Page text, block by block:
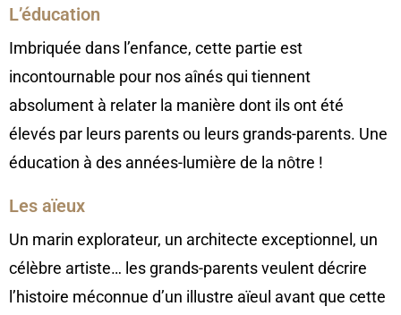
L’éducation
Imbriquée dans l’enfance, cette partie est
incontournable pour nos aînés qui tiennent
absolument à relater la manière dont ils ont été
élevés par leurs parents ou leurs grands-parents. Une
éducation à des années-lumière de la nôtre !
Les aïeux
Un marin explorateur, un architecte exceptionnel, un
célèbre artiste… les grands-parents veulent décrire
l’histoire méconnue d’un illustre aïeul avant que cette